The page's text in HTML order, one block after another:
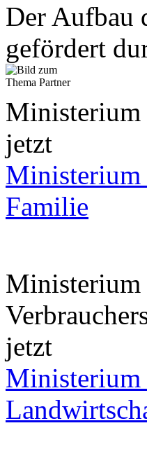
Der Aufbau
gefördert
Ministerium
jetzt
Familie
jetzt